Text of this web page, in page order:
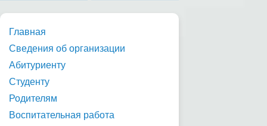
Главная
Сведения об организации
Абитуриенту
Студенту
Родителям
Воспитательная работа